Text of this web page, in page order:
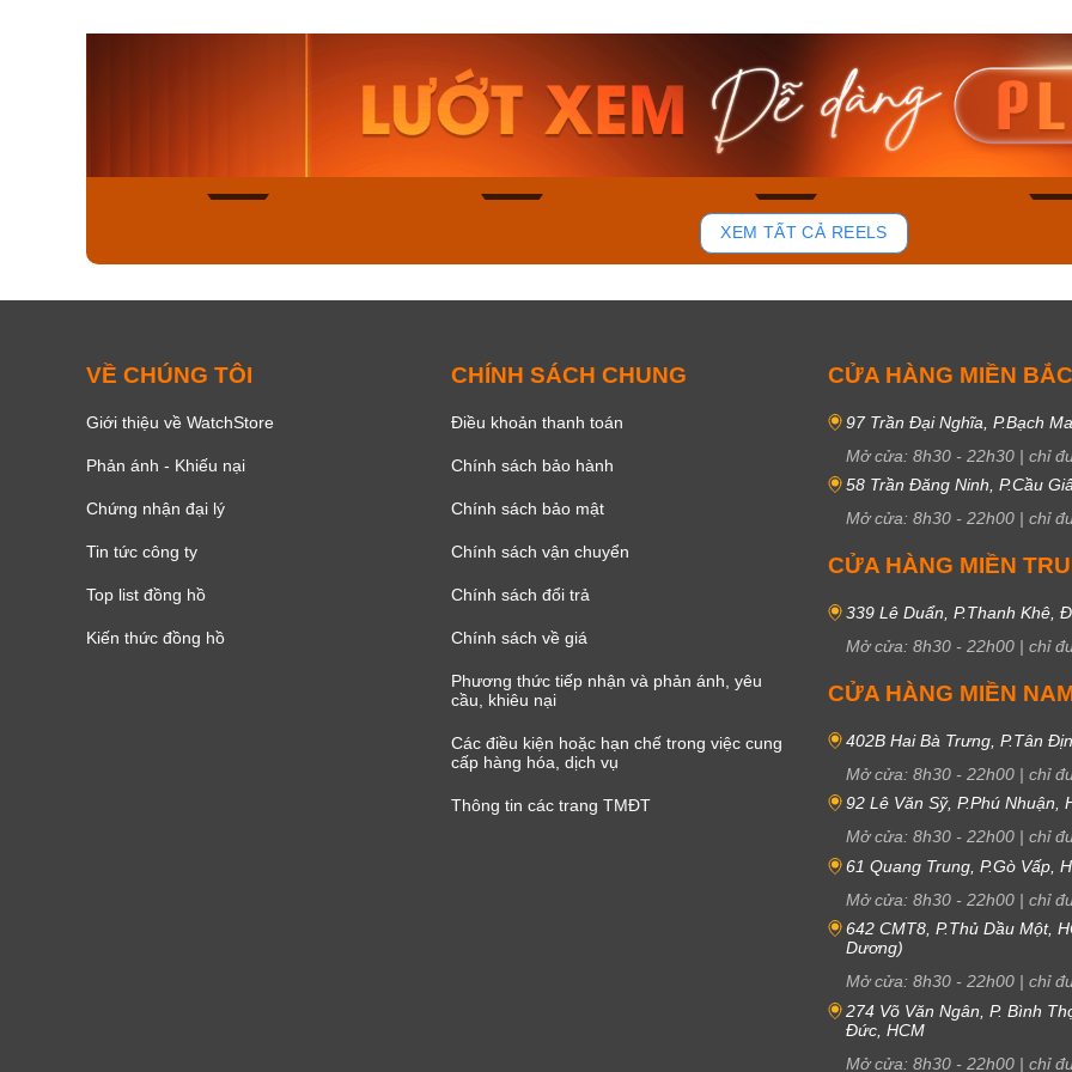
Casio Nam MTS-
115D-1AVDF
2.823.000₫
2.399.550₫
Mua ngay
45
Casio Nam MTS-
RS100L-1AVDF
4.276.000₫
3.634.600₫
Casio
230EL-
Mua
XEM TẤT CẢ REELS
VỀ CHÚNG TÔI
Giới thiệu về WatchStore
Phản ánh - Khiếu nại
Chứng nhận đại lý
Tin tức công ty
Top list đồng hồ
Kiến thức đồng hồ
CHÍNH SÁCH CHUNG
Điều khoản thanh toán
Chính sách bảo hành
Chính sách bảo mật
Chính sách vận chuyển
Chính sách đổi trả
Chính sách về giá
Phương thức tiếp nhận và phản ánh, yêu
cầu, khiêu nại
Các điều kiện hoặc hạn chế trong việc cung
cấp hàng hóa, dịch vụ
Thông tin các trang TMĐT
CỬA HÀNG MIỀN BẮC
97 Trần Đại Nghĩa, P.Bạch
Mở cửa: 8h30 - 22h30 | chỉ
58 Trần Đăng Ninh, P.Cầu
Mở cửa: 8h30 - 22h00 | chỉ
CỬA HÀNG MIỀN
339 Lê Duẩn, P.Thanh Khê,
Mở cửa: 8h30 - 22h00 | chỉ
CỬA HÀNG MIỀN
402B Hai Bà Trưng, P.Tân
Mở cửa: 8h30 - 22h00 | chỉ
92 Lê Văn Sỹ, P.Phú Nhuận,
Mở cửa: 8h30 - 22h00 | chỉ
61 Quang Trung, P.Gò Vấp,
Mở cửa: 8h30 - 22h00 | chỉ
642 CMT8, P.Thủ Dầu Một,
Dương)
Mở cửa: 8h30 - 22h00 | chỉ
274 Võ Văn Ngân, P. Bình
Đức, HCM
Mở cửa: 8h30 - 22h00 | chỉ